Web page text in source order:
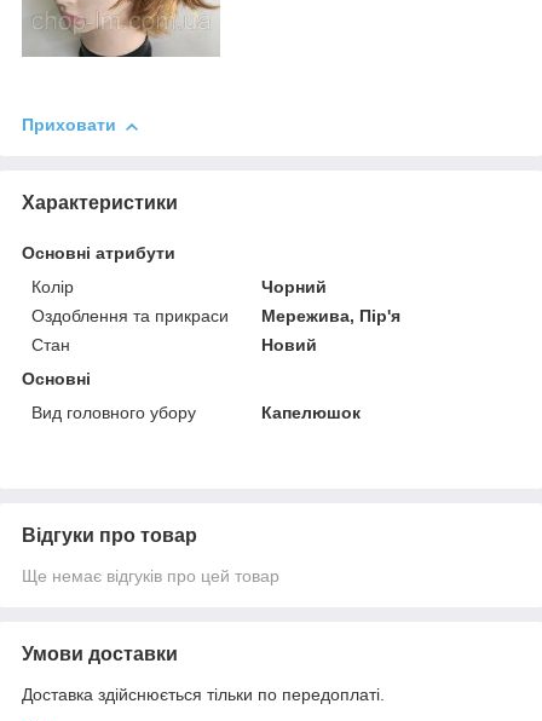
Приховати
Характеристики
Основні атрибути
Колір
Чорний
Оздоблення та прикраси
Мережива, Пір'я
Стан
Новий
Основні
Вид головного убору
Капелюшок
Відгуки про товар
Ще немає відгуків про цей товар
Умови доставки
Доставка здійснюється тільки по передоплаті.